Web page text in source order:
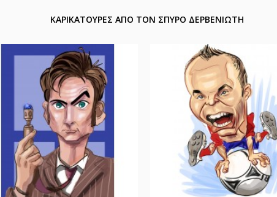
ΚΑΡΙΚΑΤΟΥΡΕΣ ΑΠΟ ΤΟΝ ΣΠΥΡΟ ΔΕΡΒΕΝΙΩΤΗ